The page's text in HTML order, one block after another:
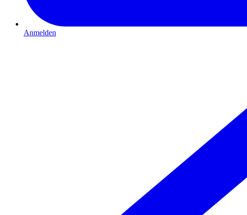
Anmelden